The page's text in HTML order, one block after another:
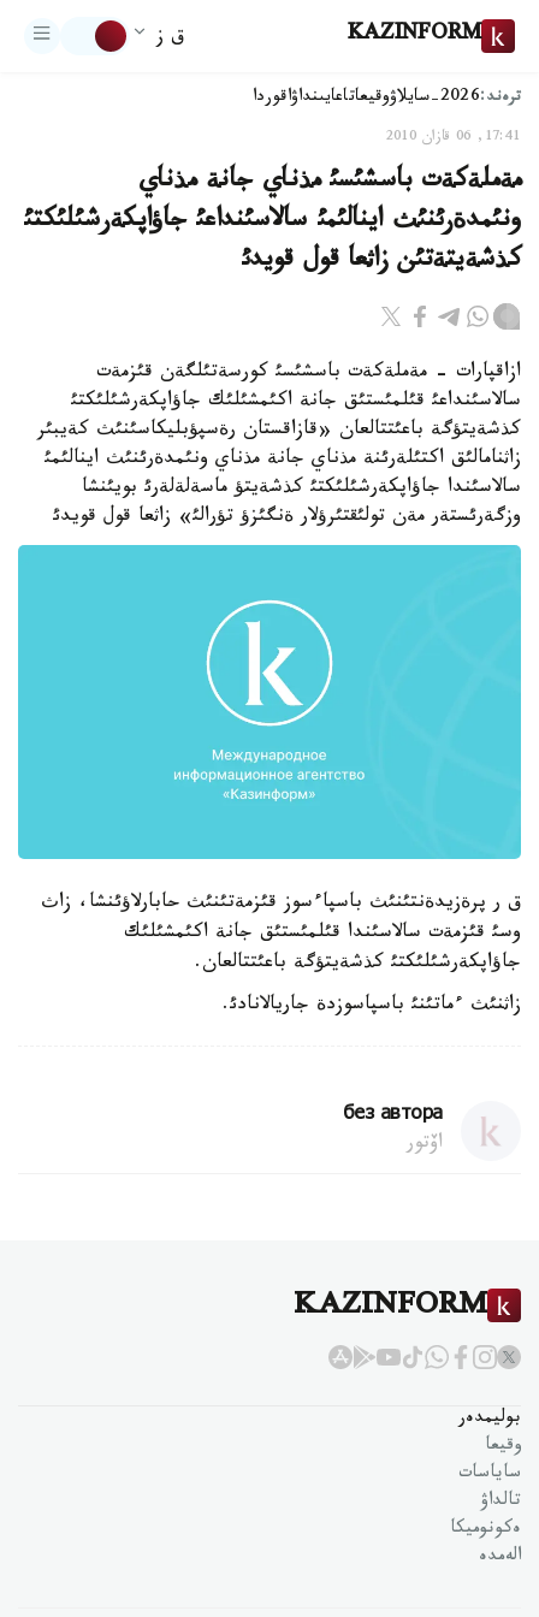
KAZINFORM ق ز
ترەند:2026-سايلاۋ وقيعاتاعايىنداۋاقوردا
17:41, 06 قازان 2010
مةملةكةت باسشئسئ مذناي جانة مذناي
ونئمدةرئنئث اينالئمئ سالاسئنداعئ جاؤاپكةرشئلئكتئ
كذشةيتةتئن زاثعا قول قويدئ
ازاقپارات - مةملةكةت باسشئسئ كورسةتئلگةن قئزمةت
سالاسئنداعئ قئلمئستئق جانة اكئمشئلئك جاؤاپكةرشئلئكتئ
كذشةيتؤگة باعئتتالعان «قازاقستان رةسپؤبليكاسئنئث كةيبئر
زاثنامالئق اكتئلةرئنة مذناي جانة مذناي ونئمدةرئنئث اينالئمئ
سالاسئندا جاؤاپكةرشئلئكتئ كذشةيتؤ ماسةلةلةرئ بويئنشا
وزگةرئستةر مةن تولئقتئرؤلار ةنگئزؤ تؤرالئ» زاثعا قول قويدئ
ق ر پرةزيدةنتئنئث باسپاءسوز قئزمةتئنئث حابارلاؤئنشا، زاث
وسئ قئزمةت سالاسئندا قئلمئستئق جانة اكئمشئلئك
جاؤاپكةرشئلئكتئ كذشةيتؤگة باعئتتالعان.
زاثنئث ءماتئنئ باسپاسوزدة جاريالانادئ.
без автора
اۆتور
KAZINFORM
بوليمدەر
وقيعا
ساياسات
تالداۋ
ەكونوميكا
الەمدە